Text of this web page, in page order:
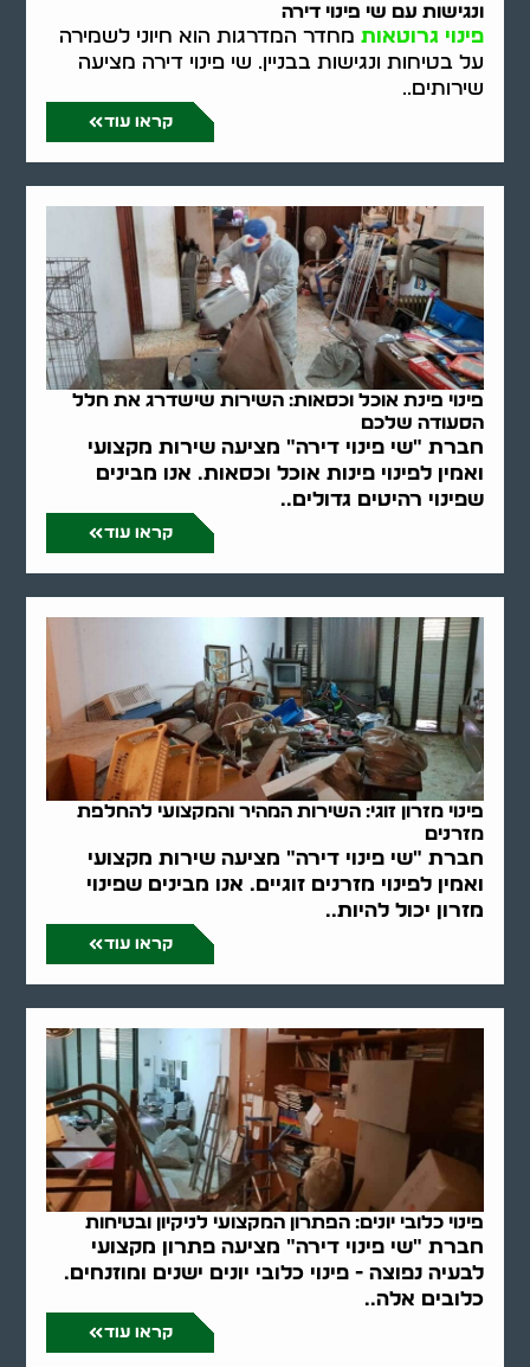
ונגישות עם שי פינוי דירה
פינוי גרוטאות מחדר המדרגות הוא חיוני לשמירה
על בטיחות ונגישות בבניין. שי פינוי דירה מציעה
שירותים..
קראו עוד
פינוי פינת אוכל וכסאות: השירות שישדרג את חלל
הסעודה שלכם
חברת "שי פינוי דירה" מציעה שירות מקצועי
ואמין לפינוי פינות אוכל וכסאות. אנו מבינים
שפינוי רהיטים גדולים..
קראו עוד
פינוי מזרון זוגי: השירות המהיר והמקצועי להחלפת
מזרנים
חברת "שי פינוי דירה" מציעה שירות מקצועי
ואמין לפינוי מזרנים זוגיים. אנו מבינים שפינוי
מזרון יכול להיות..
קראו עוד
פינוי כלובי יונים: הפתרון המקצועי לניקיון ובטיחות
חברת "שי פינוי דירה" מציעה פתרון מקצועי
לבעיה נפוצה - פינוי כלובי יונים ישנים ומוזנחים.
כלובים אלה..
קראו עוד